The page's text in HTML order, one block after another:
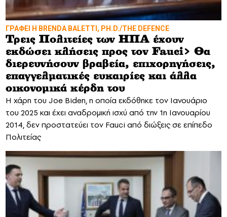
ΓΡΑΦΕΙ Η BRENDA BALETTI, PH.D./THE DEFENCE
Τρεις Πολιτείες των ΗΠΑ έχουν
εκδώσει κλήσεις προς τον Fauci> Θα
διερευνήσουν βραβεία, επιχορηγήσεις,
επαγγελματικές ευκαιρίες και άλλα
οικονομικά κέρδη του
Η χάρη του Joe Biden, η οποία εκδόθηκε τον Ιανουάριο
του 2025 και έχει αναδρομική ισχύ από την 1η Ιανουαρίου
2014, δεν προστατεύει τον Fauci από διώξεις σε επίπεδο
Πολιτείας